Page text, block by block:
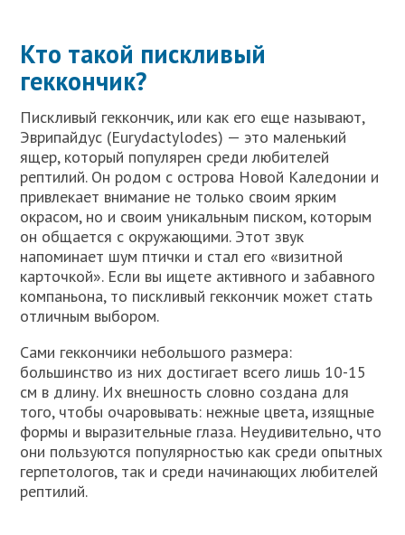
Кто такой пискливый
геккончик?
Пискливый геккончик, или как его еще называют,
Эврипайдус (Eurydactylodes) — это маленький
ящер, который популярен среди любителей
рептилий. Он родом с острова Новой Каледонии и
привлекает внимание не только своим ярким
окрасом, но и своим уникальным писком, которым
он общается с окружающими. Этот звук
напоминает шум птички и стал его «визитной
карточкой». Если вы ищете активного и забавного
компаньона, то пискливый геккончик может стать
отличным выбором.
Сами геккончики небольшого размера:
большинство из них достигает всего лишь 10-15
см в длину. Их внешность словно создана для
того, чтобы очаровывать: нежные цвета, изящные
формы и выразительные глаза. Неудивительно, что
они пользуются популярностью как среди опытных
герпетологов, так и среди начинающих любителей
рептилий.